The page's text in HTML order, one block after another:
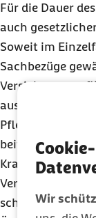
Wir
Für die Dauer
auch
Soweit im
Sachbezüge
ausgeschlossen;
beitragsfreie
scheidet aus;